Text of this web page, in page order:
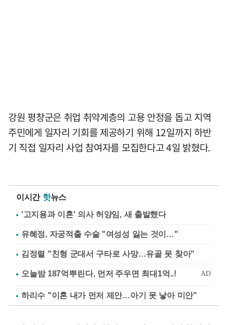
강원 평창군은 취업 취약계층의 고용 안정을 돕고 지역
주민에게 일자리 기회를 제공하기 위해 12일까지 하반
기 직접 일자리 사업 참여자를 모집한다고 4일 밝혔다.
이시간 핫뉴스
'고지용과 이혼' 의사 허양임, 새 출발했다
유혜정, 자궁적출 수술 "여성성 잃는 것이…"
김정렬 "친형 군대서 구타로 사망…유골 못 찾아"
하리수 "이혼 내가 먼저 제안…아기 못 낳아 미안"